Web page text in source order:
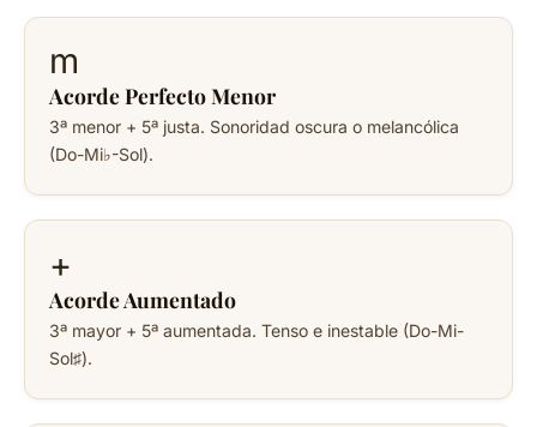
m
Acorde Perfecto Menor
3ª menor + 5ª justa. Sonoridad oscura o melancólica
(Do-Mi♭-Sol).
+
Acorde Aumentado
3ª mayor + 5ª aumentada. Tenso e inestable (Do-Mi-
Sol♯).